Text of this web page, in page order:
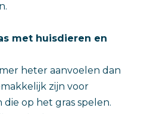
met huisdieren en
heter aanvoelen dan
zijn voor
op het gras spelen.